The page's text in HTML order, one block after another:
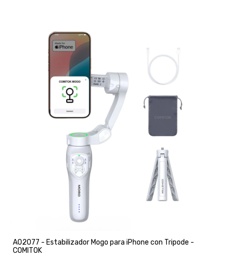
A02077 - Estabilizador Mogo para iPhone con Tripode -
COMITOK